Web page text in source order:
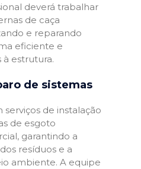
deverá trabalhar
de caça
e reparando
eficiente e
à estrutura.
de sistemas
de instalação
de esgoto
garantindo a
resíduos e a
ambiente. A equipe